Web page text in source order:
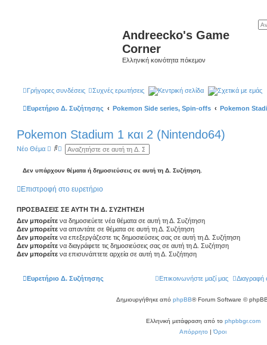
Andreecko's Game
Corner
Ελληνική κοινότητα πόκεμον
Γρήγορες συνδέσεις Συχνές ερωτήσεις Κεντρική σελίδα Σχετικά με εμάς
Ευρετήριο Δ. Συζήτησης Pokemon Side series, Spin-offs Pokemon
Pokemon Stadium 1 και 2 (Nintendo64)
Νέο Θέμα
Α
ζ
η
Ε
ι
α
ζ
ή
τ
η
σ
η
Δεν υπάρχουν θέματα ή δημοσιεύσεις σε αυτή τη Δ. Συζήτηση.
Επιστροφή στο ευρετήριο
ΠΡΟΣΒΆΣΕΙΣ ΣΕ ΑΥΤΉ ΤΗ Δ. ΣΥΖΉΤΗΣΗ
Δεν μπορείτε να δημοσιεύετε νέα θέματα σε αυτή τη Δ. Συζήτηση
Δεν μπορείτε να απαντάτε σε θέματα σε αυτή τη Δ. Συζήτηση
Δεν μπορείτε να επεξεργάζεστε τις δημοσιεύσεις σας σε αυτή τη Δ. Συζήτηση
Δεν μπορείτε να διαγράφετε τις δημοσιεύσεις σας σε αυτή τη Δ. Συζήτηση
Δεν μπορείτε να επισυνάπτετε αρχεία σε αυτή τη Δ. Συζήτηση
Ευρετήριο Δ. Συζήτησης Διαγραφή
Επικοινωνήστε μαζί μας
Δημιουργήθηκε από phpBB® Forum Software ©
Ελληνική μετάφραση από το phpbbgr.com
Απόρρητο |Όροι